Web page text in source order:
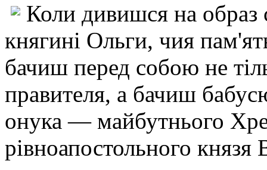
Коли дивишся на образ
княгині Ольги, чия
бачиш перед собою не
правителя, а бачиш
онука — майбутнього
рівноапостольного